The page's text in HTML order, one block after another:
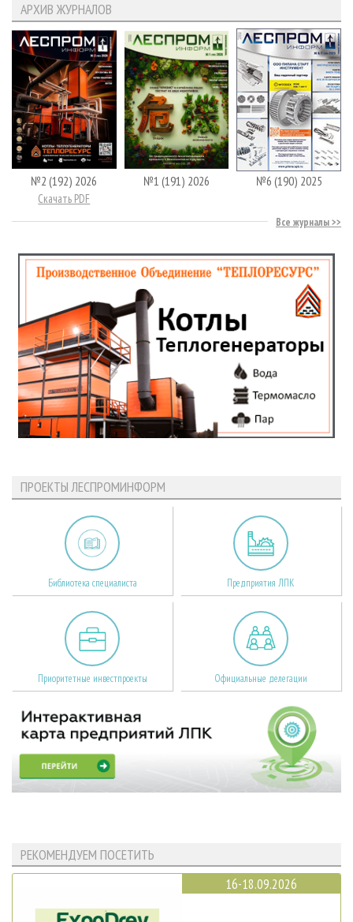
АРХИВ ЖУРНАЛОВ
№2 (192) 2026
Скачать PDF
№1 (191) 2026 №6 (190) 2025
Все журналы
ПРОЕКТЫ ЛЕСПРОМИНФОРМ
Библиотека специалиста Предприятия ЛПК
Приоритетные инвестпроекты Официальные делегации
РЕКОМЕНДУЕМ ПОСЕТИТЬ
16-18.09.2026